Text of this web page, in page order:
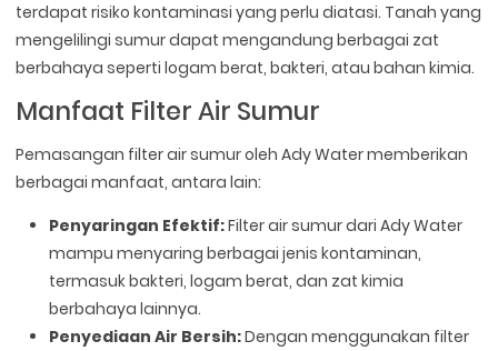
terdapat risiko kontaminasi yang perlu diatasi. Tanah yang
mengelilingi sumur dapat mengandung berbagai zat
berbahaya seperti logam berat, bakteri, atau bahan kimia.
Manfaat Filter Air Sumur
Pemasangan filter air sumur oleh Ady Water memberikan
berbagai manfaat, antara lain:
Penyaringan Efektif:Filter air sumur dari Ady Water
mampu menyaring berbagai jenis kontaminan,
termasuk bakteri, logam berat, dan zat kimia
berbahaya lainnya.
Penyediaan Air Bersih:Dengan menggunakan filter